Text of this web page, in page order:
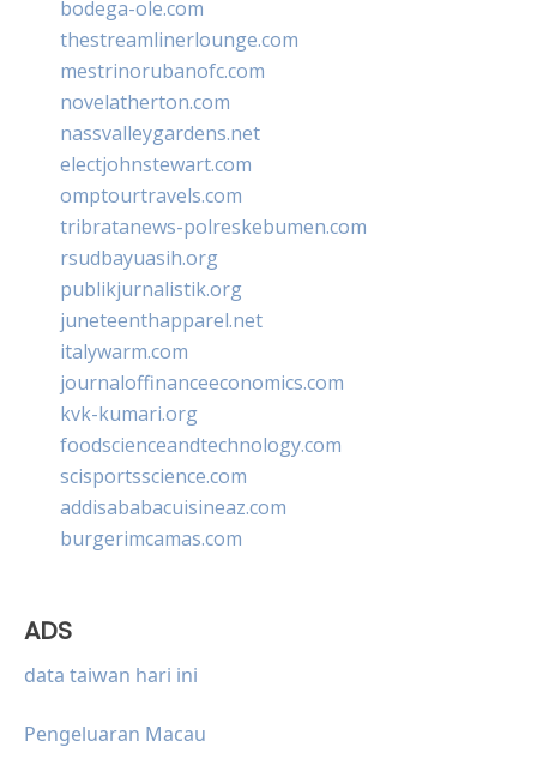
bodega-ole.com
thestreamlinerlounge.com
mestrinorubanofc.com
novelatherton.com
nassvalleygardens.net
electjohnstewart.com
omptourtravels.com
tribratanews-polreskebumen.com
rsudbayuasih.org
publikjurnalistik.org
juneteenthapparel.net
italywarm.com
journaloffinanceeconomics.com
kvk-kumari.org
foodscienceandtechnology.com
scisportsscience.com
addisababacuisineaz.com
burgerimcamas.com
ADS
data taiwan hari ini
Pengeluaran Macau